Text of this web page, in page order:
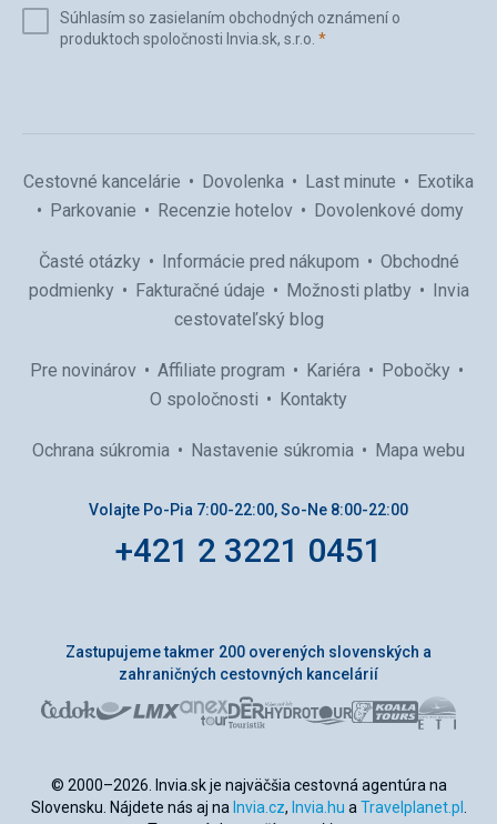
(povinné)
Súhlasím so zasielaním obchodných oznámení o
produktoch spoločnosti Invia.sk, s.r.o. *(povinné)
Cestovné kancelárie Dovolenka Last minute
Exotika
Parkovanie
Recenzie hotelov Dovolenkové domy
Časté otázky Informácie pred nákupom
Obchodné
podmienky
Fakturačné údaje Možnosti platby
Invia
cestovateľský blog
Pre novinárov Affiliate program Kariéra
Pobočky
O spoločnosti
Kontakty
Ochrana súkromia Nastavenie súkromia Mapa webu
Volajte Po-Pia 7:00-22:00, So-Ne 8:00-22:00
+421 2 3221 0451
Zastupujeme takmer 200 overených slovenských a
zahraničných cestovných kancelárií
© 2000–2026. Invia.sk je najväčšia cestovná agentúra na
Slovensku. Nájdete nás aj na Invia.cz, Invia.hu a Travelplanet.pl